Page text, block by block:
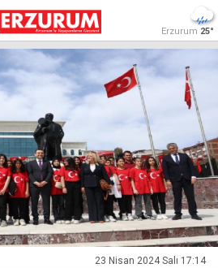
Erzurum 25°
23 Nisan 2024 Salı 17:14